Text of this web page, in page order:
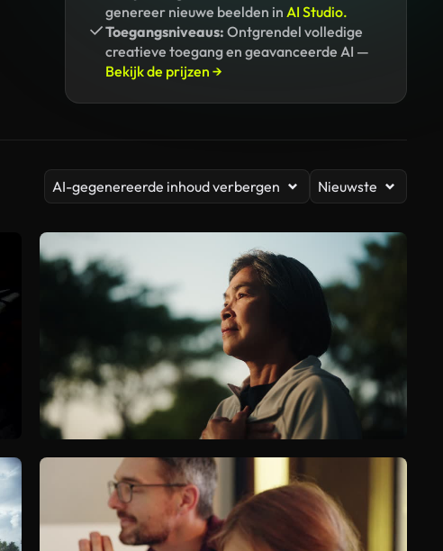
genereer nieuwe beelden in AI Studio.
Toegangsniveaus: Ontgrendel volledige
creatieve toegang en geavanceerde AI —
Bekijk de prijzen →
AI-gegenereerde inhoud verbergen Nieuwste